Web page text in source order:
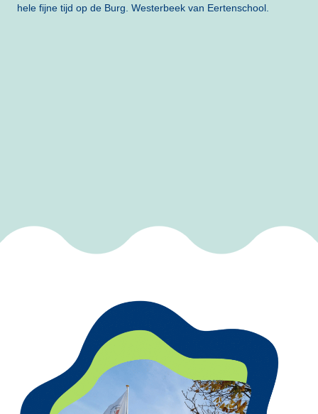
hele fijne tijd op de Burg. Westerbeek van Eertenschool.